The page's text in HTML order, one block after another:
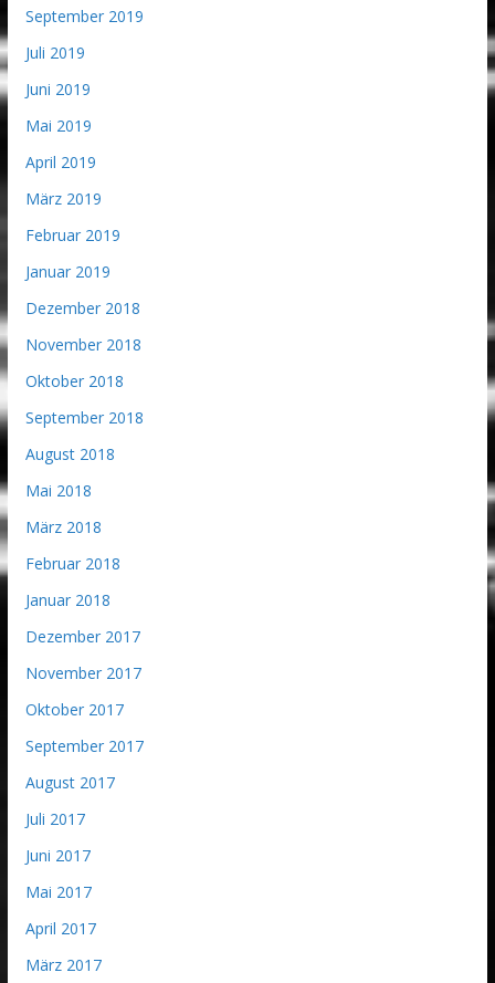
September 2019
Juli 2019
Juni 2019
Mai 2019
April 2019
März 2019
Februar 2019
Januar 2019
Dezember 2018
November 2018
Oktober 2018
September 2018
August 2018
Mai 2018
März 2018
Februar 2018
Januar 2018
Dezember 2017
November 2017
Oktober 2017
September 2017
August 2017
Juli 2017
Juni 2017
Mai 2017
April 2017
März 2017